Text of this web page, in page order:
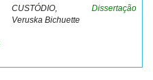
CUSTÓDIO,
Veruska Bichuette
Dissertação